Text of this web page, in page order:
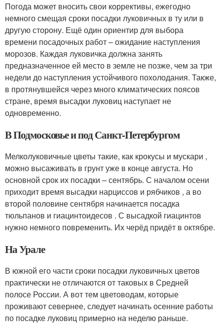
Погода может вносить свои коррективы, ежегодно
немного смещая сроки посадки луковичных в ту или в
другую сторону. Ещё один ориентир для выбора
времени посадочных работ – ожидание наступления
морозов. Каждая луковичка должна занять
предназначенное ей место в земле не позже, чем за три
недели до наступления устойчивого похолодания. Также,
в протянувшейся через много климатических поясов
стране, время высадки луковиц наступает не
одновременно.
В Подмосковье и под Санкт-Петербургом
Мелколуковичные цветы такие, как крокусы и мускари ,
можно высаживать в грунт уже в конце августа. Но
основной срок их посадки – сентябрь. С началом осени
приходит время высадки нарциссов и рябчиков , а во
второй половине сентября начинается посадка
тюльпанов и гиацинтоидесов . С высадкой гиацинтов
нужно немного повременить. Их черёд придёт в октябре.
На Урале
В южной его части сроки посадки луковичных цветов
практически не отличаются от таковых в Средней
полосе России. А вот тем цветоводам, которые
проживают севернее, следует начинать осенние работы
по посадке луковиц примерно на неделю раньше.